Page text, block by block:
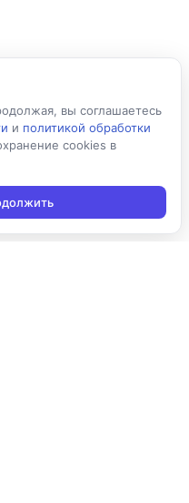
вы соглашаетесь
и политикой обработки
cookies в